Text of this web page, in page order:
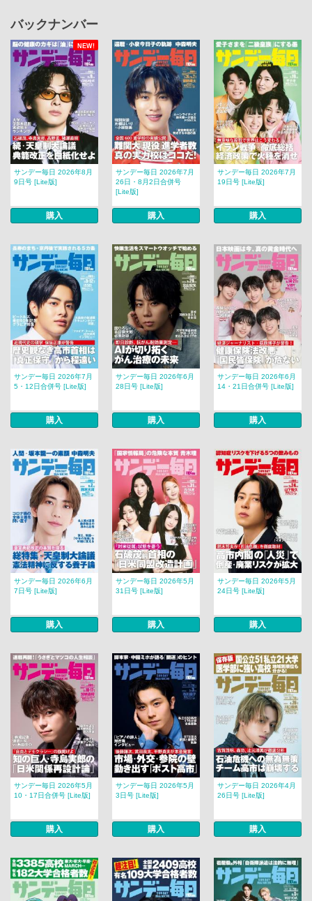
バックナンバー
NEW!
サンデー毎日 2026年8月
9日号 [Lite版]
購入
サンデー毎日 2026年7月
26日・8月2日合併号
[Lite版]
購入
サンデー毎日 2026年7月
19日号 [Lite版]
購入
サンデー毎日 2026年7月
5・12日合併号 [Lite版]
購入
サンデー毎日 2026年6月
28日号 [Lite版]
購入
サンデー毎日 2026年6月
14・21日合併号 [Lite版]
購入
サンデー毎日 2026年6月
7日号 [Lite版]
購入
サンデー毎日 2026年5月
31日号 [Lite版]
購入
サンデー毎日 2026年5月
24日号 [Lite版]
購入
サンデー毎日 2026年5月
10・17日合併号 [Lite版]
購入
サンデー毎日 2026年5月
3日号 [Lite版]
購入
サンデー毎日 2026年4月
26日号 [Lite版]
購入